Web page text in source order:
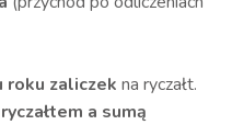
roku zaliczek na ryczałt.
a sumą